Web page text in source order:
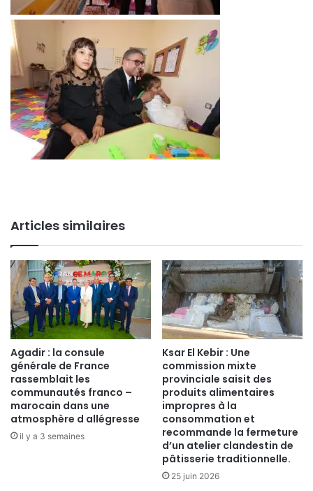
Articles similaires
Agadir : la consule
générale de France
rassemblait les
communautés franco –
marocain dans une
atmosphère d allégresse
il y a 3 semaines
Ksar El Kebir : Une
commission mixte
provinciale saisit des
produits alimentaires
impropres à la
consommation et
recommande la fermeture
d’un atelier clandestin de
pâtisserie traditionnelle.
25 juin 2026